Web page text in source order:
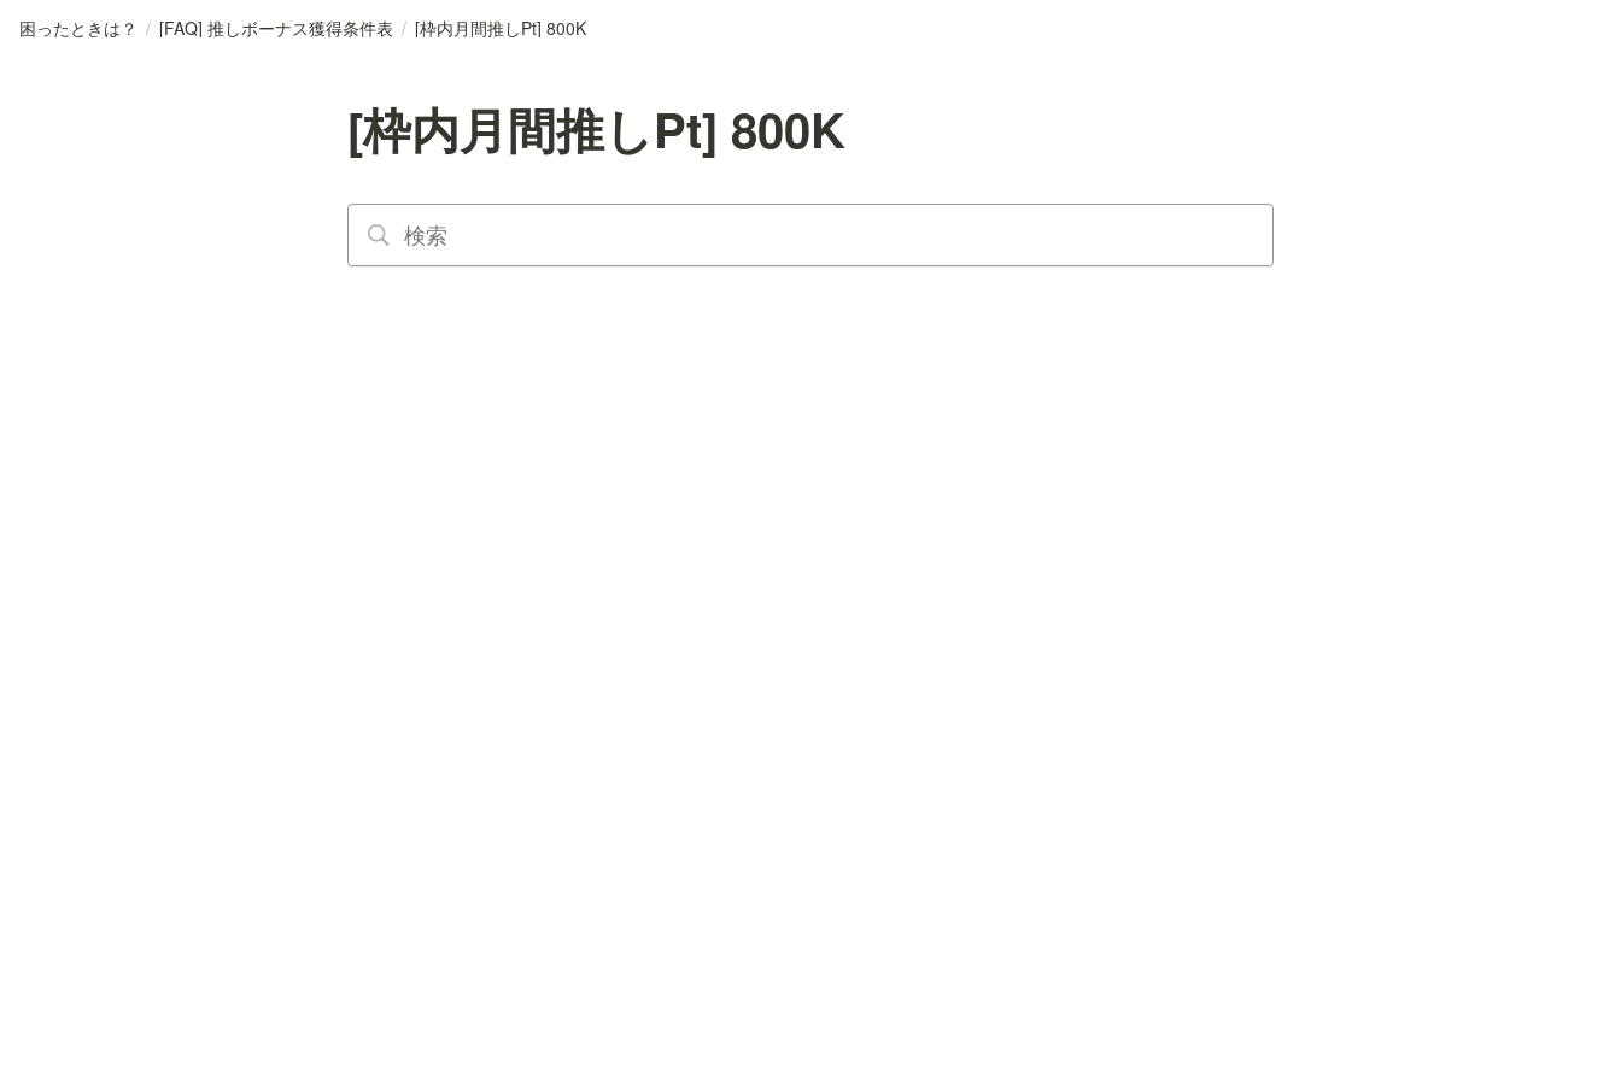
困ったときは？ / [FAQ] 推しボーナス獲得条件表 / [枠内月間推しPt] 800K
[枠内月間推しPt] 800K